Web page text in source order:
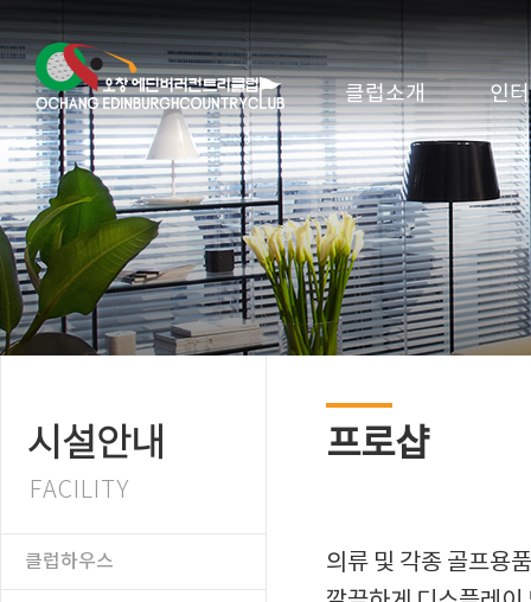
클럽소개 인
시설안내
FACILITY
클럽하우스
프로샵
의류 및 각종 골프용